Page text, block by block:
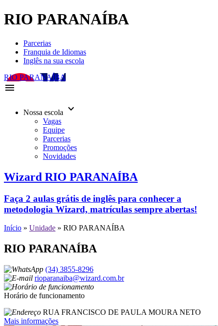
RIO PARANAÍBA
Parcerias
Franquia de Idiomas
Inglês na sua escola
RIO PARANAÍBA
menu
Nossa escola keyboard_arrow_down
Vagas
Equipe
Parcerias
Promoções
Novidades
Wizard RIO PARANAÍBA
Faça 2 aulas grátis de inglês para conhecer a
metodologia Wizard, matrículas sempre abertas!
Início » Unidade » RIO PARANAÍBA
RIO PARANAÍBA
(34) 3855-8296
rioparanaiba@wizard.com.br
Horário de funcionamento
RUA FRANCISCO DE PAULA MOURA NETO
Mais informações